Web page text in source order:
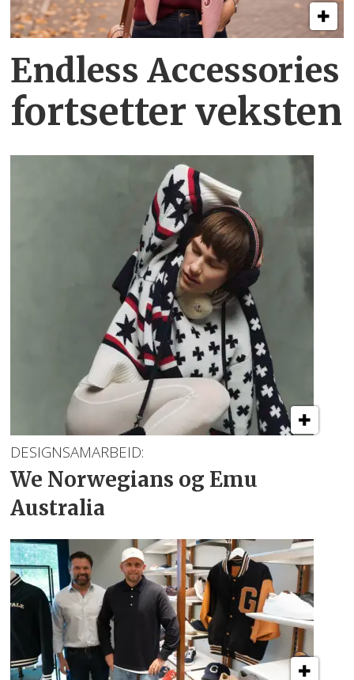
Endless Accessories
fortsetter veksten
DESIGNSAMARBEID:
We Norwegians og Emu
Australia